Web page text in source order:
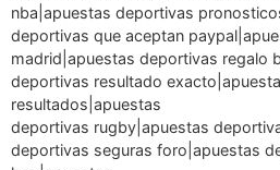
nba|apuestas deportivas
deportivas que aceptan
madrid|apuestas deportivas regalo
deportivas resultado
resultados|apuestas
deportivas rugby|apuestas
deportivas seguras foro|apuestas